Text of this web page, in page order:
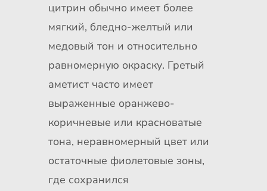
цитрин обычно имеет более
мягкий, бледно-желтый или
медовый тон и относительно
равномерную окраску. Гретый
аметист часто имеет
выраженные оранжево-
коричневые или красноватые
тона, неравномерный цвет или
остаточные фиолетовые зоны,
где сохранился